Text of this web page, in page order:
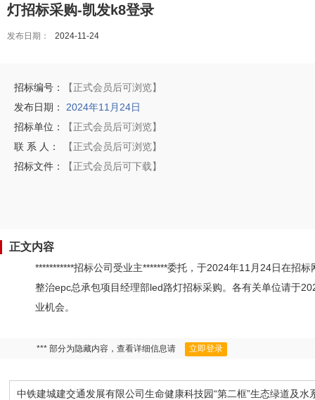
灯招标采购-凯发k8登录
发布日期： 2024-11-24
招标编号：
【正式会员后可浏览】
发布日期：
2024年11月24日
招标单位：
【正式会员后可浏览】
联 系 人：
【正式会员后可浏览】
招标文件：
【正式会员后可下载】
正文内容
***********招标公司受业主*******委托，于2024年11月24日在招
整治epc总承包项目经理部led路灯招标采购。各有关单位请于
业机会。
*** 部分为隐藏内容，查看详细信息请 立即登录
中铁建城建交通发展有限公司生命健康科技园“第二框”生态绿道及